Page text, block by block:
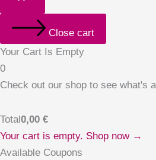
Close cart
Your Cart Is Empty
0
Check out our shop to see what's
Total0,00 €
Your cart is empty. Shop now →
Available Coupons